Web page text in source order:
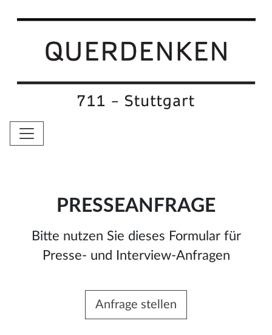
PRESSEANFRAGE
Bitte nutzen Sie dieses Formular für
Presse- und Interview-Anfragen
Anfrage stellen